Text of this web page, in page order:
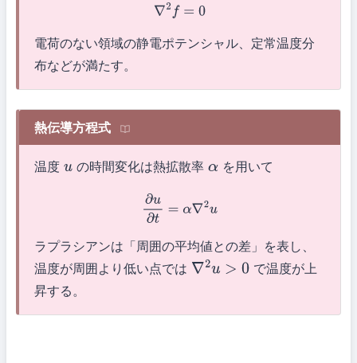
∇ 2f =0
電荷のない領域の静電ポテンシャル、定常温度分
布などが満たす。
熱伝導方程式
温度u の時間変化は熱拡散率α を用いて
∂u α∇2u
ラプラシアンは「周囲の平均値との差」を表し、
温度が周囲より低い点では ∇2u> 0
で温度が上
昇する。